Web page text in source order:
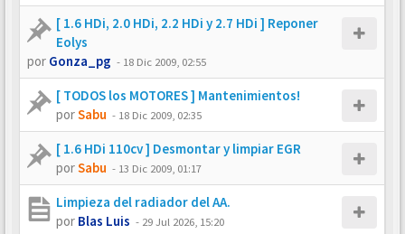
[ 1.6 HDi, 2.0 HDi, 2.2 HDi y 2.7 HDi ] Reponer
Eolys
por Gonza_pg - 18 Dic 2009, 02:55
[ TODOS los MOTORES ] Mantenimientos!
porSabu - 18 Dic 2009, 02:35
[ 1.6 HDi 110cv ] Desmontar y limpiar EGR
porSabu - 13 Dic 2009, 01:17
Limpieza del radiador del AA.
por Blas Luis - 29 Jul 2026, 15:20